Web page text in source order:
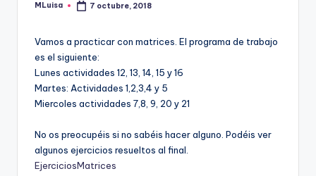
Publicado
MLuisa 7 octubre, 2018
Vamos a practicar con matrices. El programa de trabajo
es el siguiente:
Lunes actividades 12, 13, 14, 15 y 16
Martes: Actividades 1,2,3,4 y 5
Miercoles actividades 7,8, 9, 20 y 21
No os preocupéis si no sabéis hacer alguno. Podéis ver
algunos ejercicios resueltos al final.
EjerciciosMatrices